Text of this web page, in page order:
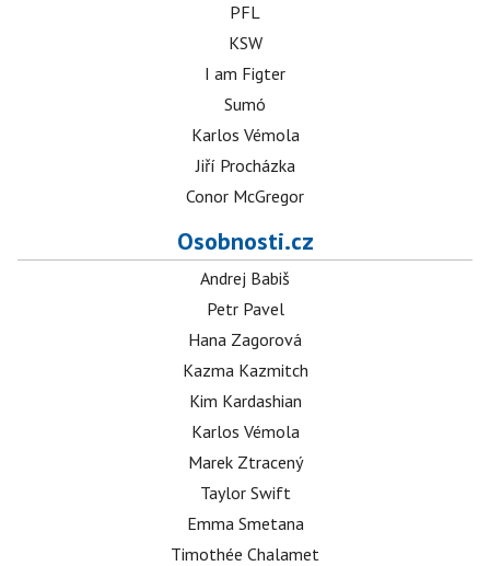
PFL
KSW
I am Figter
Sumó
Karlos Vémola
Jiří Procházka
Conor McGregor
Osobnosti.cz
Andrej Babiš
Petr Pavel
Hana Zagorová
Kazma Kazmitch
Kim Kardashian
Karlos Vémola
Marek Ztracený
Taylor Swift
Emma Smetana
Timothée Chalamet